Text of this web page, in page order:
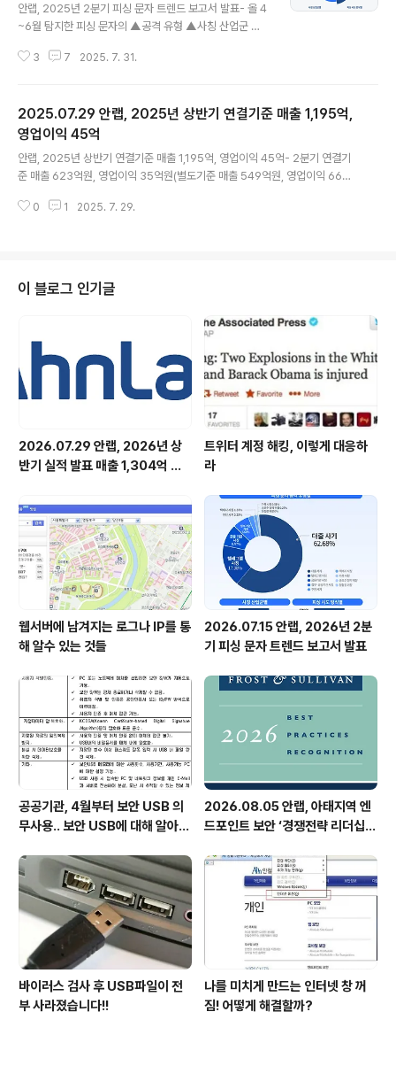
안랩, 2025년 2분기 피싱 문자 트렌드 보고서 발표- 올 4
~6월 탐지한 피싱 문자의 ▲공격 유형 ▲사칭 산업군 ▲
싱 문자 트렌드 보고서’ 발표- 공격 유형 1위: 청첩장 위장 |
전화번호의 평판 확인 ▲국제 발신 문자 수신 차단 ▲스마
트폰 보안 제품 설치 등 보안 수칙 준수 필요 안랩(대표 강
석균, www.ahnlab.com )이 4월부터 6월까지 자체 구축
AI 플랫폼을 기반으로 다양한 피싱 문자를 탐지·분석한 결
과를 담은 ‘2025년 2분기 피싱 문자 트렌드 보고서’를 발
표했다. [공격 유형: 1위 청첩장 위장] 이..
3 7 2025. 7. 31.
2025.07.29 안랩, 2025년 상반기 연결기준 매출 1,195억,
영업이익 45억
안랩, 2025년 상반기 연결기준 매출 1,195억, 영업이익 45억- 2분기 연결기
준 매출 623억원, 영업이익 35억원(별도기준 매출 549억원, 영업이익 66억
1,195억원, 영업이익 45억원(별도기준 상반기 매출 1,058억원, 영업이익 95
연결기준 매출은 623억원, 영업이익은 35억원을 기록했다. 이는 전년 동기(2
024년 2분기) 대비 매출은 24억원 증가, 영업이익..
0 1 2025. 7. 29.
이 블로그 인기글
2026.07.29 안랩, 2026년 상
반기 실적 발표 매출 1,304억 원,
트위터 계정 해킹, 이렇게 대응하
라
웹서버에 남겨지는 로그나 IP를 통
해 알수 있는 것들
2026.07.15 안랩, 2026년 2분
기 피싱 문자 트렌드 보고서 발표
공공기관, 4월부터 보안 USB 의
무사용.. 보안 USB에 대해 알아봅
2026.08.05 안랩, 아태지역 엔
드포인트 보안 ‘경쟁전략 리더십’
바이러스 검사 후 USB파일이 전
부 사라졌습니다!!
나를 미치게 만드는 인터넷 창 꺼
짐! 어떻게 해결할까?